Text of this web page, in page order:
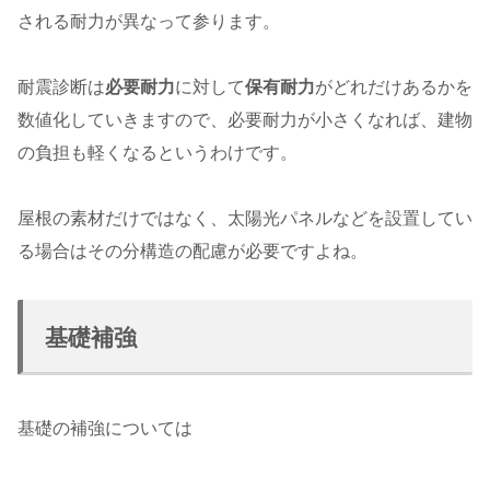
される耐力が異なって参ります。
耐震診断は必要耐力に対して保有耐力がどれだけあるかを
数値化していきますので、必要耐力が小さくなれば、建物
の負担も軽くなるというわけです。
屋根の素材だけではなく、太陽光パネルなどを設置してい
る場合はその分構造の配慮が必要ですよね。
基礎補強
基礎の補強については